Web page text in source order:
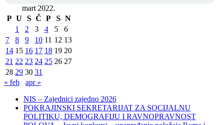
mart 2022.
P U S Č P S N
1
2 3 4 5
6
7
8 9 10 11 12 13
14 15 16 17 18 19 20
21 22 23 24 25 26 27
28 29 30 31
« feb
apr »
NIS – Zajednici zajedno 2026
POKRAJINSKI SEKRETARIJAT ZA SOCIJALNU
POLITIKU, DEMOGRAFIJU I RAVNOPRAVNOST